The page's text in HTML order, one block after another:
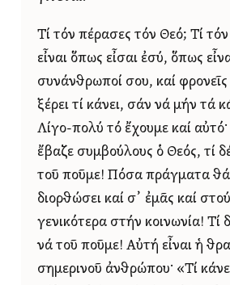
Τί τόν πέρασες τόν Θεό; Τί
εἶναι ὅπως εἶσαι ἐσύ, ὅπως
συνάνθρωποί σου, καί
ξέρει τί κάνει, σάν νά μήν τά
Λίγο-πολύ τό ἔχουμε καί αὐτό·
ἔβαζε συμβούλους ὁ Θεός, τί
τοῦ ποῦμε! Πόσα πράγματα
διορθώσει καί σ᾿ ἐμᾶς καί
γενικότερα στήν κοινωνία! Τί
νά τοῦ ποῦμε! Αὐτή εἶναι ἡ
σημερινοῦ ἀνθρώπου· «Τί